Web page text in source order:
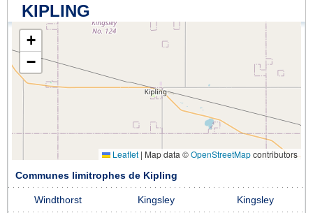
KIPLING
+
−
Leaflet | Map data ©OpenStreetMapcontributors
Communes limitrophes de Kipling
Windthorst Kingsley Kingsley